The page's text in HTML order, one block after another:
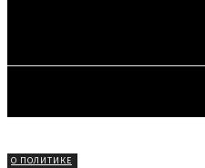
О ПОЛИТИКЕ